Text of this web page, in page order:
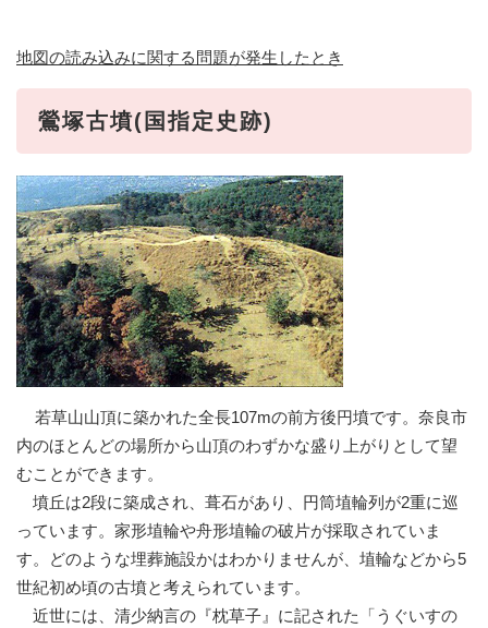
地図の読み込みに関する問題が発生したとき
鶯塚古墳(国指定史跡)
若草山山頂に築かれた全長107mの前方後円墳です。奈良市
内のほとんどの場所から山頂のわずかな盛り上がりとして望
むことができます。
墳丘は2段に築成され、葺石があり、円筒埴輪列が2重に巡
っています。家形埴輪や舟形埴輪の破片が採取されていま
す。どのような埋葬施設かはわかりませんが、埴輪などから5
世紀初め頃の古墳と考えられています。
近世には、清少納言の『枕草子』に記された「うぐいすの